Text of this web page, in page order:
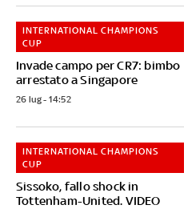
Invade campo per CR7: bimbo
arrestato a Singapore
INTERNATIONAL CHAMPIONS
CUP
26 lug - 14:52
Sissoko, fallo shock in
Tottenham-United. VIDEO
INTERNATIONAL CHAMPIONS
CUP